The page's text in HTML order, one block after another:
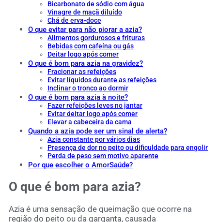
Bicarbonato de sódio com água
Vinagre de maçã diluído
Chá de erva-doce
O que evitar para não piorar a azia?
Alimentos gordurosos e frituras
Bebidas com cafeína ou gás
Deitar logo após comer
O que é bom para azia na gravidez?
Fracionar as refeições
Evitar líquidos durante as refeições
Inclinar o tronco ao dormir
O que é bom para azia à noite?
Fazer refeições leves no jantar
Evitar deitar logo após comer
Elevar a cabeceira da cama
Quando a azia pode ser um sinal de alerta?
Azia constante por vários dias
Presença de dor no peito ou dificuldade para engolir
Perda de peso sem motivo aparente
Por que escolher o AmorSaúde?
O que é bom para azia?
Azia é uma sensação de queimação que ocorre na
região do peito ou da garganta, causada